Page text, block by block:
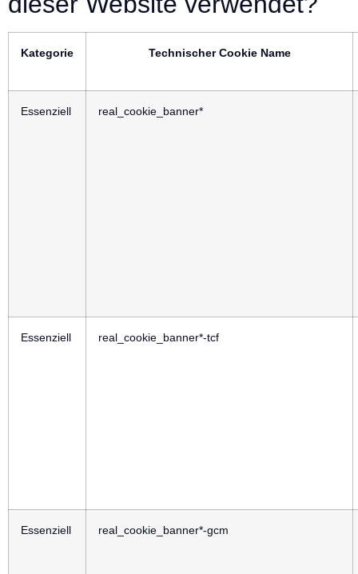
Kategorie Technischer Cookie Name
Essenziell real_cookie_banner*
Essenziell real_cookie_banner*-tcf
Essenziell real_cookie_banner*-gcm